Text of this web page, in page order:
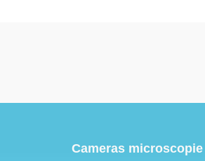
Cameras microscopie